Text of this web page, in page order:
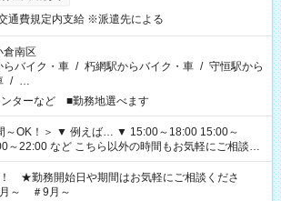
通費規定内支給 ※派遣先による
倉南区
らバイク・車 / 朽網駅からバイク・車 / 守恒駅から
/ …
ターなど ■勤務地選べます
… ▼ 15:00～18:00 15:00～
ら以外の時間もお気軽にご相談く
★勤務開始日や期間はお気軽にご相談くださ
～ ＃9月～